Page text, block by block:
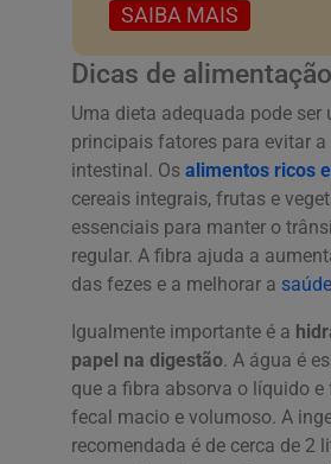
SAIBA MAIS
Dicas de alimentação
Uma dieta adequada pode ser
principais fatores para evitar
intestinal. Os alimentos ricos
cereais integrais, frutas e
essenciais para manter o
regular. A fibra ajuda a
das fezes e a melhorar a
Igualmente importante é a
papel na digestão. A água é
que a fibra absorva o líquido
fecal macio e volumoso. A
recomendada é de cerca de 2